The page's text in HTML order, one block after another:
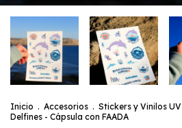
Inicio . Accesorios . Stickers y Vinilos UV
Delfines - Cápsula con FAADA